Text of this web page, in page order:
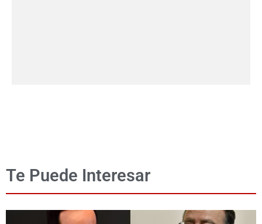
Te Puede Interesar